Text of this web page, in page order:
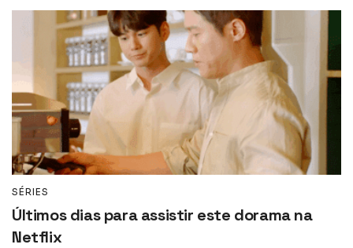
SÉRIES
Últimos dias para assistir este dorama na
Netflix